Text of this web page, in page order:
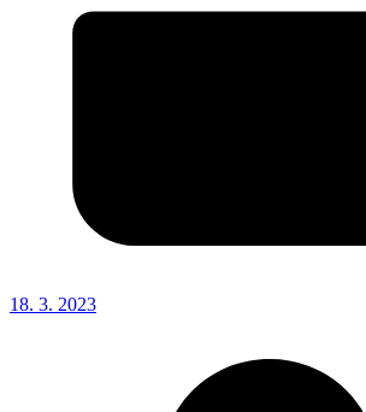
18. 3. 2023